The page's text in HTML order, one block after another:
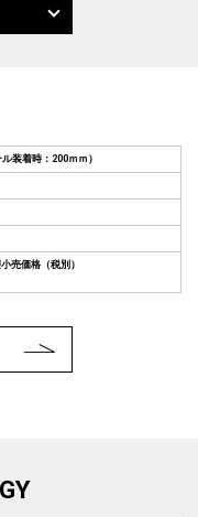
装着時：200ｍｍ）
売価格（税別）